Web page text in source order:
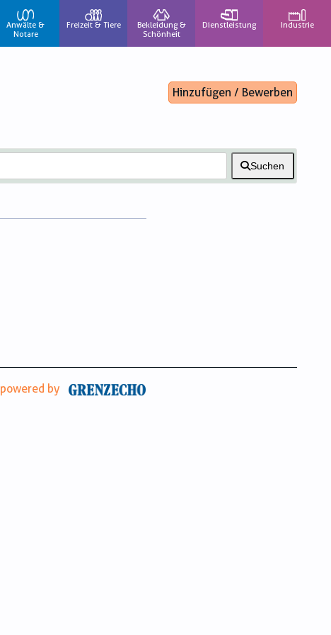
Anwälte &
Notare
Freizeit & Tiere
Bekleidung &
Schönheit
Dienstleistung Industrie
Hinzufügen / Bewerben
Suchen
powered by